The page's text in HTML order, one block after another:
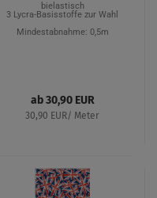
bielastisch
3 Lycra-Basisstoffe zur Wahl
Mindestabnahme: 0,5m
ab 30,90 EUR
30,90 EUR/ Meter